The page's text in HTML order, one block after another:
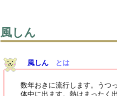
風しん
風しん とは
数年おきに流行します。うつ
体中に出ます。熱はまったく